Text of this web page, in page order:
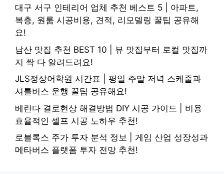
대구 서구 인테리어 업체 추천 베스트 5 | 아파트,
복층, 원룸 시공비용, 견적, 리모델링 꿀팁 공유해
요!
남산 맛집 추천 BEST 10 | 뷰 맛집부터 로컬 맛집까
지 싹 다 알려드려요!
JLS정상어학원 시간표 | 평일 주말 저녁 스케줄과
셔틀버스 운행 꿀팁 공유해요!
베란다 결로현상 해결방법 DIY 시공 가이드 | 비용
효율적인 셀프 시공 노하우 추천!
로블록스 주가 투자 분석 정보 | 게임 산업 성장성과
메타버스 플랫폼 투자 전망 추천!